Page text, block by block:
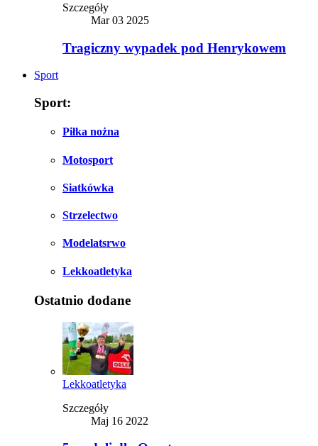
Szczegóły
Mar 03 2025
Tragiczny wypadek pod Henrykowem
Sport
Sport:
Piłka nożna
Motosport
Siatkówka
Strzelectwo
Modelatsrwo
Lekkoatletyka
Ostatnio dodane
Lekkoatletyka
Szczegóły
Maj 16 2022